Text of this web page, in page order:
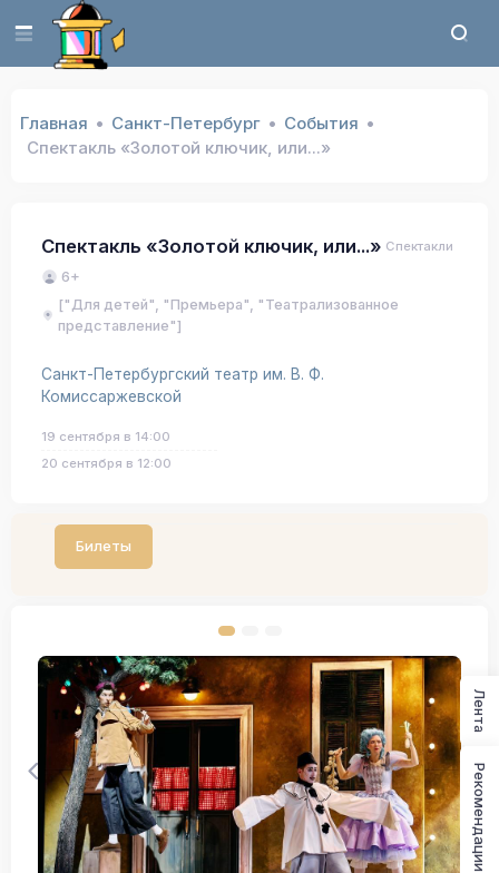
Главная Санкт-Петербург
События
Спектакль «Золотой ключик, или...»
Спектакль «Золотой ключик, или...» Спектакли
6+
["Для детей", "Премьера", "Театрализованное
представление"]
Санкт-Петербургский театр им. В. Ф.
Комиссаржевской
19 сентября в 14:00
20 сентября в 12:00
Билеты
Лента
Рекомендации